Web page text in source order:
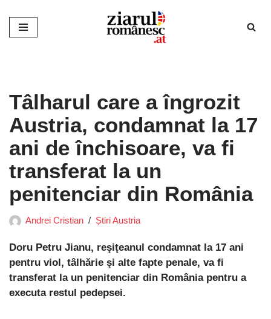
Sari
Tâlharul care a îngrozit
Austria, condamnat la 17
ani de închisoare, va fi
transferat la un
penitenciar din România
Andrei Cristian Știri Austria
Doru Petru Jianu, reşiţeanul condamnat la 17 ani
pentru viol, tâlhărie şi alte fapte penale, va fi
transferat la un penitenciar din România pentru a
executa restul pedepsei.